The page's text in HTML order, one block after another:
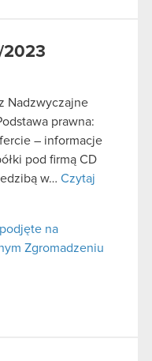
2023
Nadzwyczajne
prawna:
– informacje
pod firmą CD
w… Czytaj
na
Zgromadzeniu